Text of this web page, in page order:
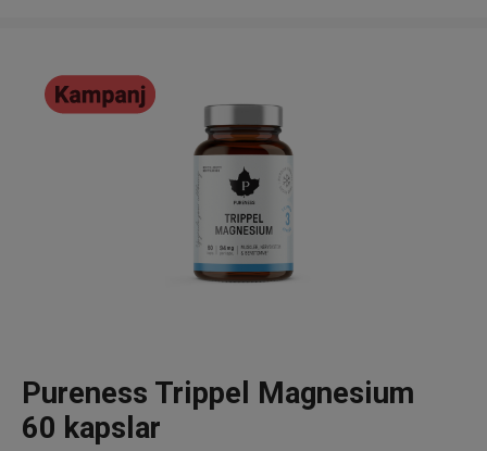
Fyndlådan
Pureness Trippel Magnesium
60 kapslar